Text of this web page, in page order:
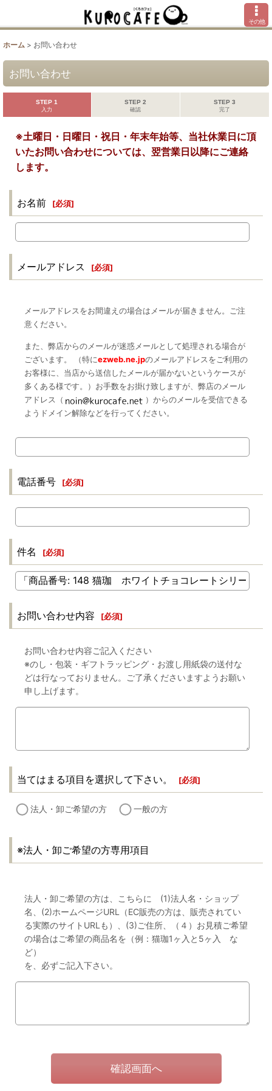
その他
ホーム > お問い合わせ
お問い合わせ
STEP 1
入力
STEP 2
確認
STEP 3
完了
※土曜日・日曜日・祝日・年末年始等、当社休業日に頂
いたお問い合わせについては、翌営業日以降にご連絡
します。
お名前 [必須]
メールアドレス [必須]
メールアドレスをお間違えの場合はメールが届きません。ご注
意ください。
また、弊店からのメールが迷惑メールとして処理される場合が
ございます。 （特にezweb.ne.jpのメールアドレスをご利用の
お客様に、当店から送信したメールが届かないというケースが
多くある様です。）お手数をお掛け致しますが、弊店のメール
アドレス（
）からのメールを受信できる
ようドメイン解除などを行ってください。
電話番号 [必須]
件名 [必須]
お問い合わせ内容 [必須]
お問い合わせ内容ご記入ください
※のし・包装・ギフトラッピング・お渡し用紙袋の送付な
どは行なっておりません。ご了承くださいますようお願い
申し上げます。
当てはまる項目を選択して下さい。 [必須]
法人・卸ご希望の方 一般の方
※法人・卸ご希望の方専用項目
法人・卸ご希望の方は、こちらに (1)法人名・ショップ
名、(2)ホームページURL（EC販売の方は、販売されてい
る実際のサイトURLも）、(3)ご住所、（４）お見積ご希望
の場合はご希望の商品名を（例：猫珈1ヶ入と5ヶ入 な
ど）
を、必ずご記入下さい。
確認画面へ